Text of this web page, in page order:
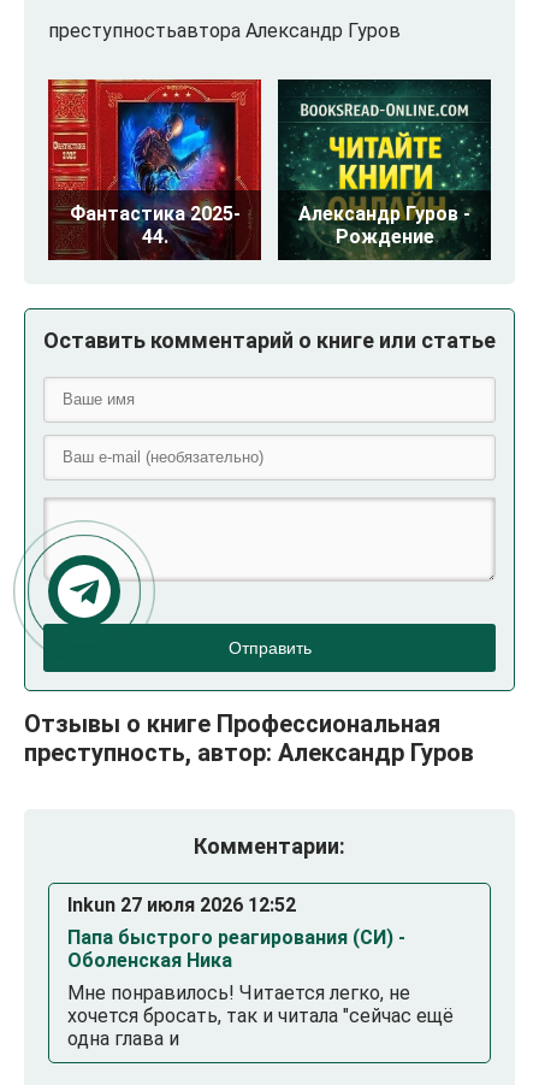
преступностьавтора Александр Гуров
Фантастика 2025-
44.
Александр Гуров -
Рождение
Оставить комментарий о книге или статье
Отправить
Отзывы о книге Профессиональная
преступность, автор: Александр Гуров
Комментарии:
Inkun 27 июля 2026 12:52
Папа быстрого реагирования (СИ) -
Оболенская Ника
Мне понравилось! Читается легко, не
хочется бросать, так и читала "сейчас ещё
одна глава и